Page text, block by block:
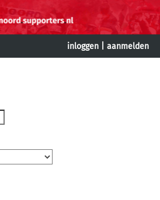
inloggen aanmelden